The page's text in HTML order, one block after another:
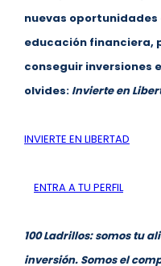
nuevas oportunidades
educación financiera,
conseguir inversiones
olvides: Invierte en
INVIERTE EN LIBERTAD
ENTRA A TU PERFIL
100 Ladrillos: somos tu
inversión. Somos el